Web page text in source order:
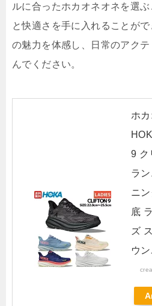
ルに合ったホカオネオネを選
と快適さを手に入れることが
の魅力を体感し、日常のアク
んでください。
ホ
9 ク
ラ
ニ
底
ズ
ウ